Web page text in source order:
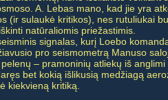
A. Lebas mano, kad jie yra
(ir sulaukė kritikos), nes rutuliukai
natūraliomis priežastimis.
signalas, kurį Loebo
pro seismometrą Manuso
– pramoninių atliekų iš
bet kokią išlikusią medžiagą
kiekvieną kritiką.